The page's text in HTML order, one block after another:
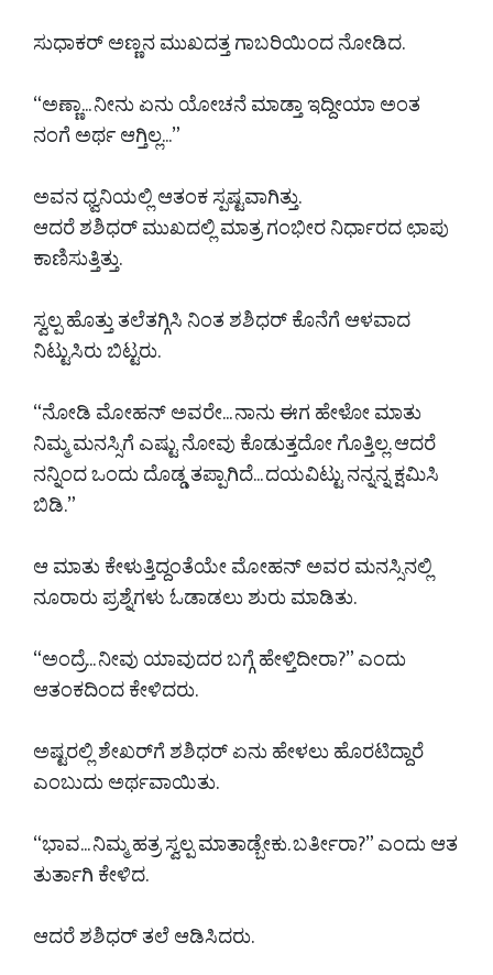
ಸುಧಾಕರ್ ಅಣ್ಣನ ಮುಖದತ್ತ ಗಾಬರಿಯಿಂದ ನೋಡಿದ.
“ಅಣ್ಣಾ... ನೀನು ಏನು ಯೋಚನೆ ಮಾಡ್ತಾ ಇದ್ದೀಯಾ ಅಂತ
ನಂಗೆ ಅರ್ಥ ಆಗ್ತಿಲ್ಲ...”
ಅವನ ಧ್ವನಿಯಲ್ಲಿ ಆತಂಕ ಸ್ಪಷ್ಟವಾಗಿತ್ತು.
ಆದರೆ ಶಶಿಧರ್ ಮುಖದಲ್ಲಿ ಮಾತ್ರ ಗಂಭೀರ ನಿರ್ಧಾರದ ಛಾಪು
ಕಾಣಿಸುತ್ತಿತ್ತು.
ಸ್ವಲ್ಪ ಹೊತ್ತು ತಲೆತಗ್ಗಿಸಿ ನಿಂತ ಶಶಿಧರ್ ಕೊನೆಗೆ ಆಳವಾದ
ನಿಟ್ಟುಸಿರು ಬಿಟ್ಟರು.
“ನೋಡಿ ಮೋಹನ್ ಅವರೇ... ನಾನು ಈಗ ಹೇಳೋ ಮಾತು
ನಿಮ್ಮ ಮನಸ್ಸಿಗೆ ಎಷ್ಟು ನೋವು ಕೊಡುತ್ತದೋ ಗೊತ್ತಿಲ್ಲ. ಆದರೆ
ನನ್ನಿಂದ ಒಂದು ದೊಡ್ಡ ತಪ್ಪಾಗಿದೆ... ದಯವಿಟ್ಟು ನನ್ನನ್ನ ಕ್ಷಮಿಸಿ
ಬಿಡಿ.”
ಆ ಮಾತು ಕೇಳುತ್ತಿದ್ದಂತೆಯೇ ಮೋಹನ್ ಅವರ ಮನಸ್ಸಿನಲ್ಲಿ
ನೂರಾರು ಪ್ರಶ್ನೆಗಳು ಓಡಾಡಲು ಶುರು ಮಾಡಿತು.
“ಅಂದ್ರೆ... ನೀವು ಯಾವುದರ ಬಗ್ಗೆ ಹೇಳ್ತಿದೀರಾ?” ಎಂದು
ಆತಂಕದಿಂದ ಕೇಳಿದರು.
ಅಷ್ಟರಲ್ಲಿ ಶೇಖರ್‌ಗೆ ಶಶಿಧರ್ ಏನು ಹೇಳಲು ಹೊರಟಿದ್ದಾರೆ
ಎಂಬುದು ಅರ್ಥವಾಯಿತು.
“ಭಾವ... ನಿಮ್ಮ ಹತ್ರ ಸ್ವಲ್ಪ ಮಾತಾಡ್ಬೇಕು. ಬರ್ತೀರಾ?” ಎಂದು ಆತ
ತುರ್ತಾಗಿ ಕೇಳಿದ.
ಆದರೆ ಶಶಿಧರ್ ತಲೆ ಆಡಿಸಿದರು.